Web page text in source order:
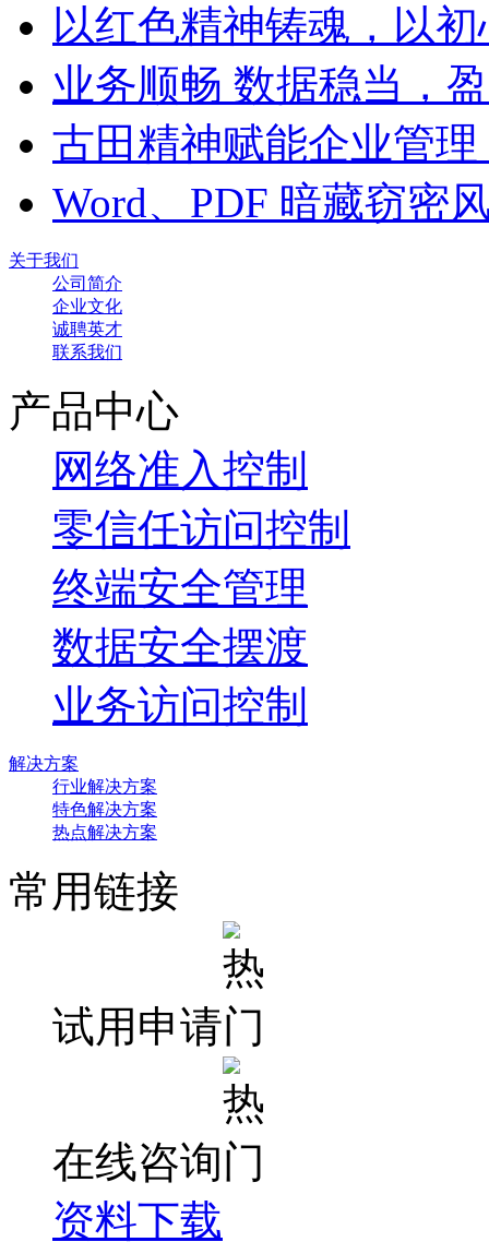
以红色精神铸魂，以
业务顺畅 数据稳当，
古田精神赋能企业管
Word、PDF 暗藏窃密
关于我们
公司简介
企业文化
诚聘英才
联系我们
产品中心
网络准入控制
零信任访问控制
终端安全管理
数据安全摆渡
业务访问控制
解决方案
行业解决方案
特色解决方案
热点解决方案
常用链接
试用申请
在线咨询
资料下载